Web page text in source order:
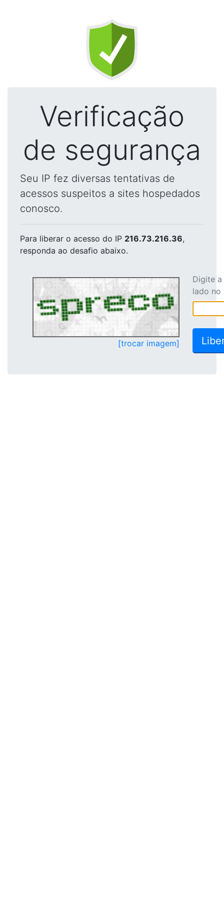
Verificação
de segurança
Seu IP fez diversas tentativas de
acessos suspeitos a sites hospedados
conosco.
Para liberar o acesso do IP 216.73.216.36,
responda ao desafio abaixo.
[trocar imagem]
Digite
lado no